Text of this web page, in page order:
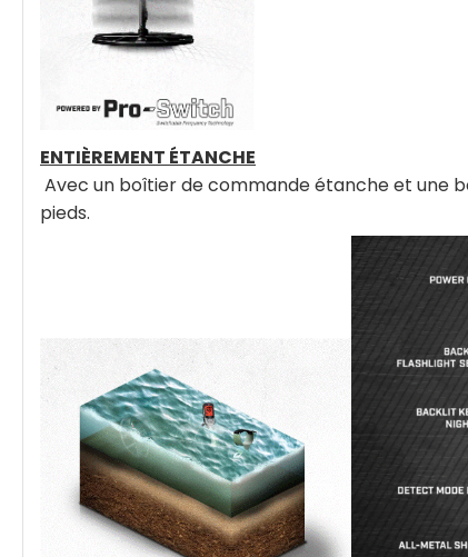
ENTIÈREMENT ÉTANCHE
Avec un boîtier de commande étanche et une
pieds.